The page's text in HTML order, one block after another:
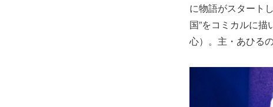
に物語がスタート
国”をコミカルに
心）。主・あひる